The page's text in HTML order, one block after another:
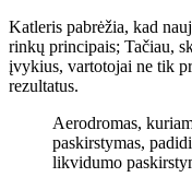
Katleris pabrėžia, kad
rinkų principais; Tačiau,
įvykius, vartotojai ne tik
rezultatus.
Aerodromas,
paskirstymas,
likvidumo